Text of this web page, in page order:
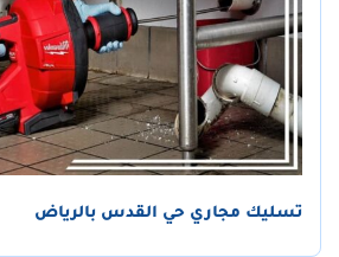
تسليك مجاري حي القدس بالرياض